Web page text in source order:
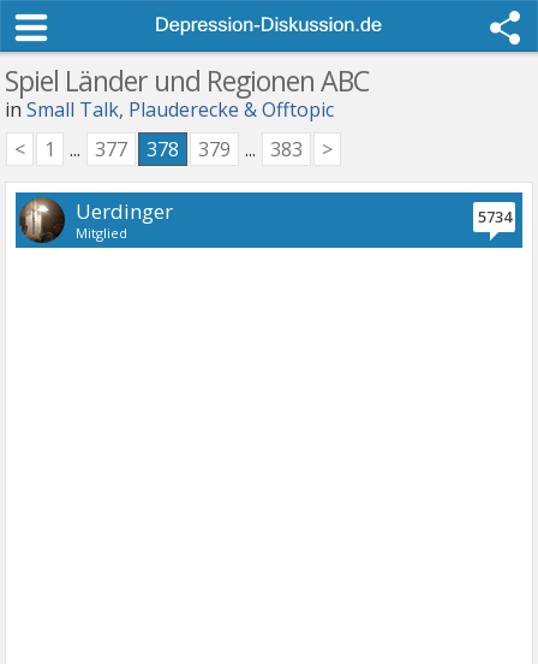
Spiel Länder und Regionen ABC
inSmall Talk, Plauderecke & Offtopic
<
1 ... 377 378 379 ... 383 >
Uerdinger
Mitglied
5734